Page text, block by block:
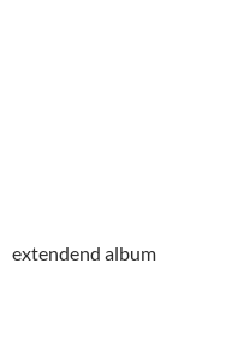
extendend album